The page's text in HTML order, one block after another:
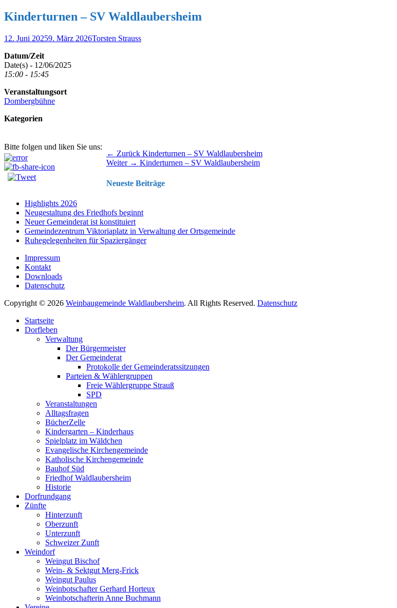
Kinderturnen – SV Waldlaubersheim
Veröffentlicht
12. Juni 20259. März 2026Autor
Torsten Strauss
Datum/Zeit
Date(s) - 12/06/2025
15:00 - 15:45
Veranstaltungsort
Dombergbühne
Kategorien
Bitte folgen und liken Sie uns:
Beitragsnavigation ← Zurück Vorhergehender
Beitrag:
Kinderturnen – SV Waldlaubersheim
Weiter → Nächster
Kinderturnen – SV Waldlaubersheim
Neueste Beiträge
Highlights 2026
Neugestaltung des Friedhofs beginnt
Neuer Gemeinderat ist konstituiert
Gemeindezentrum Viktoriaplatz in Verwaltung der Ortsgemeinde
Ruhegelegenheiten für Spaziergänger
Impressum
Kontakt
Downloads
Datenschutz
Copyright © 2026 Weinbaugemeinde Waldlaubersheim. All Rights Reserved. Datenschutz
oben
scrollen
Startseite
Dorfleben
Verwaltung
Der Bürgermeister
Der Gemeinderat
Protokolle der Gemeinderatssitzungen
Parteien & Wählergruppen
Freie Wählergruppe Strauß
SPD
Veranstaltungen
Alltagsfragen
BücherZelle
Kindergarten – Kinderhaus
Spielplatz im Wäldchen
Evangelische Kirchengemeinde
Katholische Kirchengemeinde
Bauhof Süd
Friedhof Waldlaubersheim
Historie
Dorfrundgang
Zünfte
Hinterzunft
Oberzunft
Unterzunft
Schweizer Zunft
Weindorf
Weingut Bischof
Wein- & Sektgut Merg-Frick
Weingut Paulus
Weinbotschafter Gerhard Horteux
Weinbotschafterin Anne Buchmann